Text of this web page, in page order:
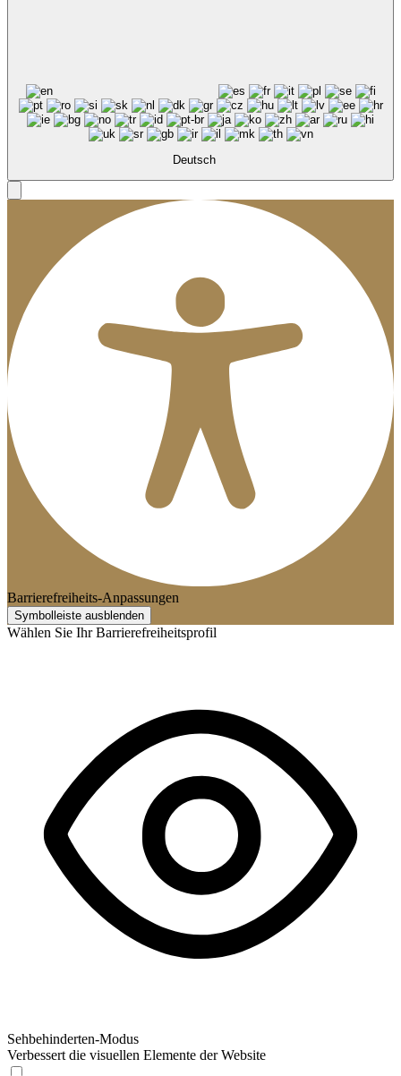
Deutsch
Barrierefreiheits-Anpassungen
Symbolleiste ausblenden
Wählen Sie Ihr Barrierefreiheitsprofil
Sehbehinderten-Modus
Verbessert die visuellen Elemente der Website